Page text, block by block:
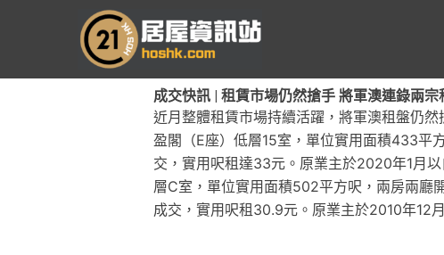
要
成交快訊 | 租賃市場仍然搶手 將軍澳連錄兩
近月整體租賃市場持續活躍，將軍澳租盤仍
盈閣（E座）低層15室，單位實用面積433平
交，實用呎租達33元。原業主於2020年1月
層C室，單位實用面積502平方呎，兩房兩廳
成交，實用呎租30.9元。原業主於2010年12